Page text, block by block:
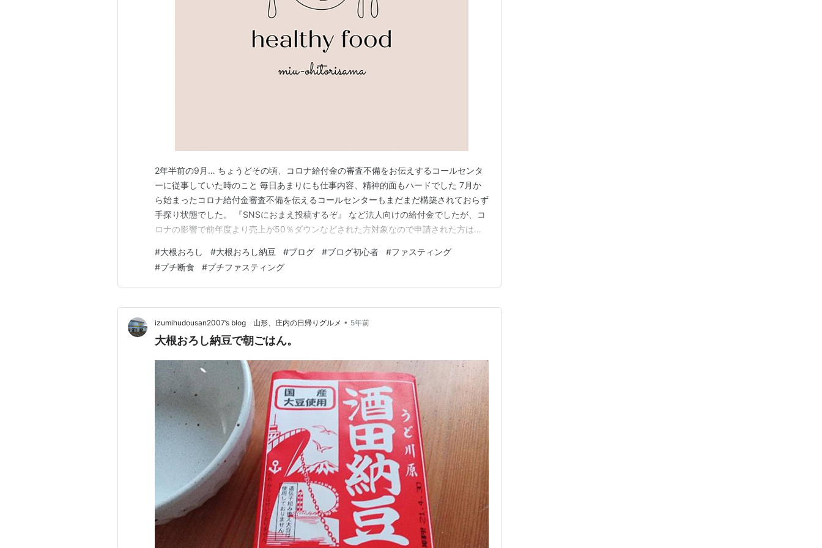
2年半前の9月… ちょうどその頃、コロナ給付金の審査不備をお伝えするコールセンタ
ーに従事していた時のこと 毎日あまりにも仕事内容、精神的面もハードでした 7月か
ら始まったコロナ給付金審査不備を伝えるコールセンターもまだまだ構築されておらず
手探り状態でした。 『SNSにおまえ投稿するぞ』 など法人向けの給付金でしたが、コ
ロナの影響で前年度より売上が50％ダウンなどされた方対象なので申請された方は、
と）お昼ご飯が入らないことがありました(><) そんな日々の中、家に帰るとご飯作る
気力もなく、（その当時食前（夜）に【大根お…
#大根おろし #大根おろし納豆 #ブログ #ブログ初心者 #ファスティング
#プチ断食 #プチファスティング
izumihudousan2007’s blog 山形、庄内の日帰りグルメ • 5年前
大根おろし納豆で朝ごはん。